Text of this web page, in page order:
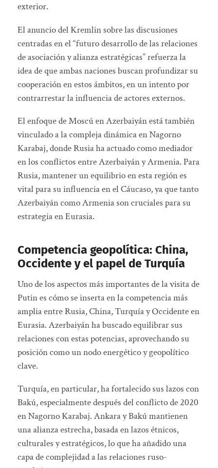
exterior.
El anuncio del Kremlin sobre las discusiones
centradas en el “futuro desarrollo de las relaciones
de asociación y alianza estratégicas” refuerza la
idea de que ambas naciones buscan profundizar su
cooperación en estos ámbitos, en un intento por
contrarrestar la influencia de actores externos.
El enfoque de Moscú en Azerbaiyán está también
vinculado a la compleja dinámica en Nagorno
Karabaj, donde Rusia ha actuado como mediador
en los conflictos entre Azerbaiyán y Armenia. Para
Rusia, mantener un equilibrio en esta región es
vital para su influencia en el Cáucaso, ya que tanto
Azerbaiyán como Armenia son cruciales para su
estrategia en Eurasia.
Competencia geopolítica: China,
Occidente y el papel de Turquía
Uno de los aspectos más importantes de la visita de
Putin es cómo se inserta en la competencia más
amplia entre Rusia, China, Turquía y Occidente en
Eurasia. Azerbaiyán ha buscado equilibrar sus
relaciones con estas potencias, aprovechando su
posición como un nodo energético y geopolítico
clave.
Turquía, en particular, ha fortalecido sus lazos con
Bakú, especialmente después del conflicto de 2020
en Nagorno Karabaj. Ankara y Bakú mantienen
una alianza estrecha, basada en lazos étnicos,
culturales y estratégicos, lo que ha añadido una
capa de complejidad a las relaciones ruso-